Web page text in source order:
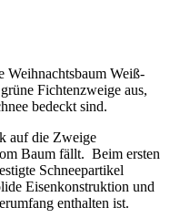
Weihnachtsbaum Weiß-
Fichtenzweige aus,
bedeckt sind.
auf die Zweige
Baum fällt. Beim ersten
Schneepartikel
Eisenkonstruktion und
enthalten ist.